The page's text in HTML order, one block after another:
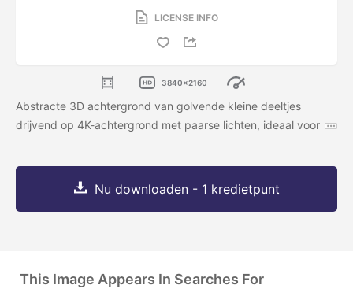
LICENSE INFO
3840x2160
Abstracte 3D achtergrond van golvende kleine deeltjes
drijvend op 4K-achtergrond met paarse lichten, ideaal voor
Nu downloaden - 1 kredietpunt
This Image Appears In Searches For